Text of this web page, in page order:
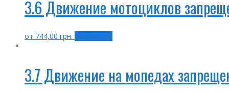
3.6 Движение мотоциклов
от 744,00 грн.
3.7 Движение на мопедах